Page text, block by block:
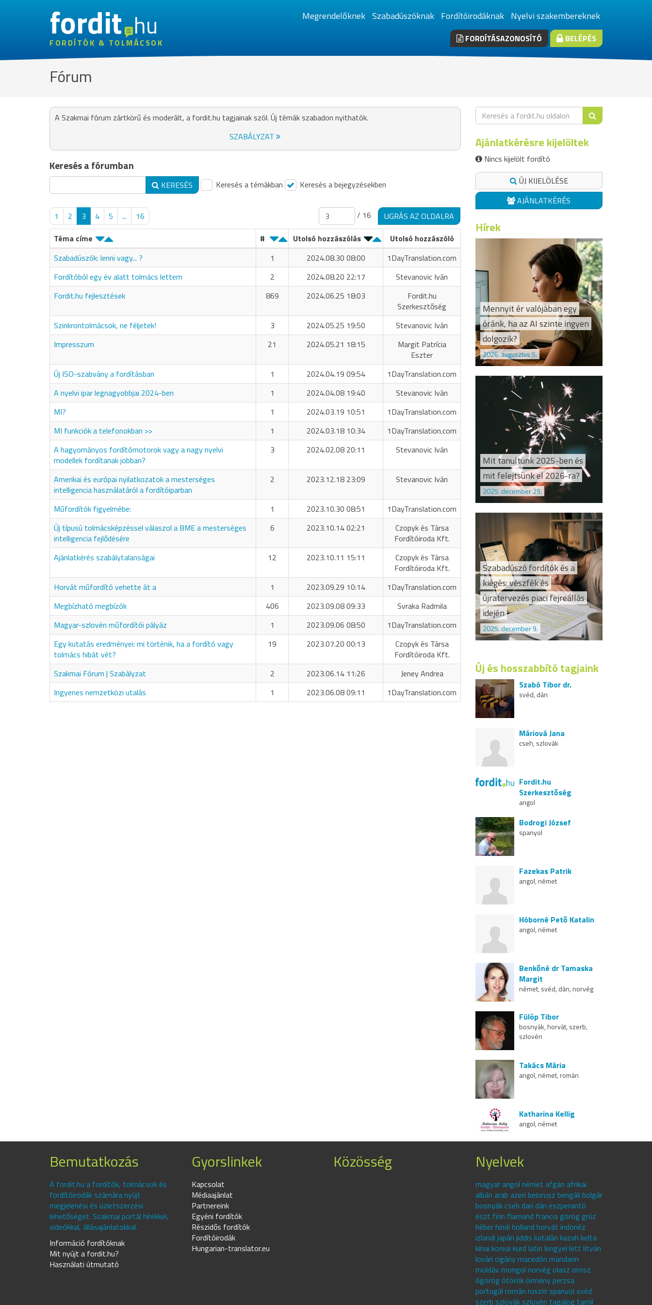
fordithu
FORDÍTÓK & TOLMÁCSOK
Megrendelőknek Szabadúszóknak Fordítóirodáknak Nyelvi szakembereknek
FORDÍTÁSAZONOSÍTÓ BELÉPÉS
Fórum
A Szakmai fórum zártkörű és moderált, a fordit.hu tagjainak szól. Új témák szabadon nyithatók.
SZABÁLYZAT
Keresés a fórumban
KERESÉS Keresés a témákban Keresés a bejegyzésekben
1 2 3 4 5 ... 16 / 16
UGRÁS AZ OLDALRA
Téma címe
# Utolsó hozzászólás
Utolsó hozzászóló
Szabadúszók: lenni vagy... ?
1 2024.08.30 08:00
1DayTranslation.com
Fordítóból egy év alatt tolmács lettem
2 2024.08.20 22:17
Stevanovic Iván
Fordit.hu fejlesztések
869 2024.06.25 18:03
Fordit.hu
Szerkesztőség
Szinkrontolmácsok, ne féljetek!
3 2024.05.25 19:50
Stevanovic Iván
Impresszum
21 2024.05.21 18:15
Margit Patrícia
Eszter
Új ISO-szabvány a fordításban
1 2024.04.19 09:54
1DayTranslation.com
A nyelvi ipar legnagyobbjai 2024-ben
1 2024.04.08 19:40
Stevanovic Iván
MI?
1 2024.03.19 10:51
1DayTranslation.com
MI funkciók a telefonokban >>
1 2024.03.18 10:34
1DayTranslation.com
A hagyományos fordítómotorok vagy a nagy nyelvi
modellek fordítanak jobban?
3 2024.02.08 20:11 Stevanovic Iván
Amerikai és európai nyilatkozatok a mesterséges
intelligencia használatáról a fordítóiparban
2 2023.12.18 23:09 Stevanovic Iván
Műfordítók figyelmébe: 1 2023.10.30 08:51
1DayTranslation.com
Új típusú tolmácsképzéssel válaszol a BME a mesterséges
intelligencia fejlődésére
6 2023.10.14 02:21
Czopyk és Társa
Fordítóiroda Kft.
Ajánlatkérés szabálytalanságai
12 2023.10.11 15:11
Czopyk és Társa
Fordítóiroda Kft.
Horvát műfordító vehette át a
1 2023.09.29 10:14
1DayTranslation.com
Megbízható megbízók
406 2023.09.08 09:33
Svraka Radmila
Magyar-szlovén műfordítói pályáz
1 2023.09.06 08:50
1DayTranslation.com
Egy kutatás eredményei: mi történik, ha a fordító vagy
tolmács hibát vét?
19 2023.07.20 00:13
Czopyk és Társa
Fordítóiroda Kft.
Szakmai Fórum | Szabályzat
2 2023.06.14 11:26
Jeney Andrea
Ingyenes nemzetközi utalás
1 2023.06.08 09:11 1DayTranslation.com
Ajánlatkérésre kijelöltek
Nincs kijelölt fordító
ÚJ KIJELÖLÉSE
AJÁNLATKÉRÉS
Hírek
Mennyit ér valójában egy
óránk, ha az AI szinte ingyen
dolgozik?
2026. augusztus 5.
Mit tanultunk 2025-ben és
mit felejtsünk el 2026-ra?
2025. december 29.
Szabadúszó fordítók és a
kiégés: vészfék és
újratervezés piaci fejreállás
idején
2025. december 9.
Új és hosszabbító tagjaink
Szabó Tibor dr.
svéd, dán
Máriová Jana
cseh, szlovák
Fordit.hu
Szerkesztőség
angol
Bodrogi József
spanyol
Fazekas Patrik
angol, német
Hóborné Pető Katalin
angol, német
Benkőné dr Tamaska
Margit
német, svéd, dán, norvég
Fülöp Tibor
bosnyák, horvát, szerb,
szlovén
Takács Mária
angol, német, román
Katharina Kellig
angol, német
Bemutatkozás
A fordit.hu a fordítók, tolmácsok és
fordítóirodák számára nyújt
megjelenési és üzletszerzési
lehetőséget. Szakmai portál hírekkel,
videókkal, állásajánlatokkal.
Információ fordítóknak
Mit nyújt a fordit.hu?
Használati útmutató
Gyorslinkek
Kapcsolat
Médiaajánlat
Partnereink
Egyéni fordítók
Részidős fordítók
Fordítóirodák
Hungarian-translator.eu
Közösség Nyelvek
magyar angol német afgán afrikai
albán arab azeri belorusz bengáli bolgár
bosnyák cseh dari dán eszperantó
észt finn flamand francia görög grúz
héber hindi holland horvát indonéz
izlandi japán jiddis katalán kazah kelta
kínai koreai kurd latin lengyel lett litván
lovári cigány macedón mandarin
moldáv mongol norvég olasz orosz
ógörög ótörök örmény perzsa
portugál román ruszin spanyol svéd
szerb szlovák szlovén tagalog tamil